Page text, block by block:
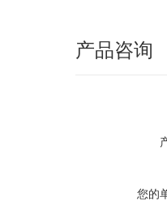
产品咨询
您的